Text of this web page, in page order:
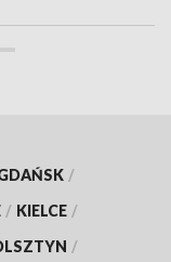
/
/ KIELCE /
/